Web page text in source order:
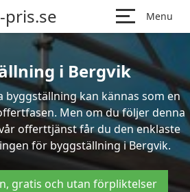
Menu
i Bergvik
byggställning kan kännas som en
Men om du följer denna
offerttjänst får du den enklaste
för byggställning i Bergvik.
gratis och utan förpliktelser